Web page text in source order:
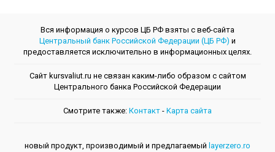
Вся информация о курсов ЦБ РФ взяты с веб-сайта
Центральный банк Российской Федерации (ЦБ РФ) и
предоставляется исключительно в информационных целях.
Сайт kursvaliut.ru не связан каким-либо образом с сайтом
Центрального банкa Российской Федерации
Смотрите также: Контакт - Kарта сайта
новый продукт, производимый и предлагаемый layerzero.ro